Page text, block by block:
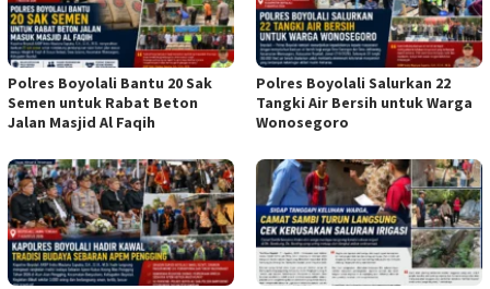
Polres Boyolali Bantu 20 Sak
Semen untuk Rabat Beton
Jalan Masjid Al Faqih
Polres Boyolali Salurkan 22
Tangki Air Bersih untuk Warga
Wonosegoro